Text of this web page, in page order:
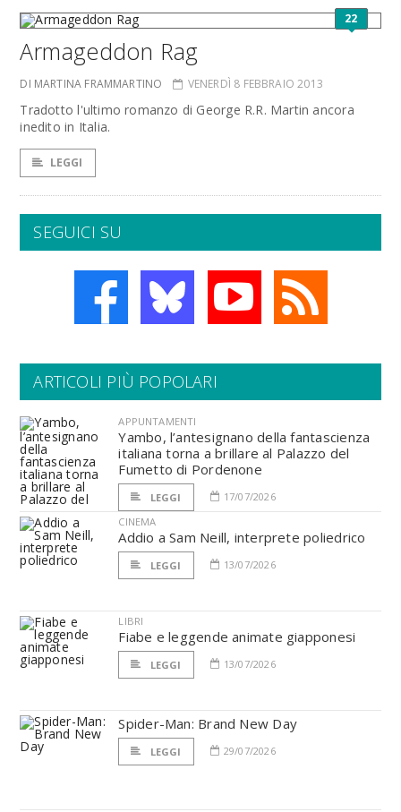
22
Armageddon Rag
DI MARTINA FRAMMARTINO VENERDÌ 8 FEBBRAIO 2013
Tradotto l'ultimo romanzo di George R.R. Martin ancora
inedito in Italia.
LEGGI
SEGUICI SU
ARTICOLI PIÙ POPOLARI
APPUNTAMENTI
Yambo, l’antesignano della fantascienza
italiana torna a brillare al Palazzo del
Fumetto di Pordenone
LEGGI
17/07/2026
CINEMA
Addio a Sam Neill, interprete poliedrico
LEGGI 13/07/2026
LIBRI
Fiabe e leggende animate giapponesi
LEGGI 13/07/2026
Spider-Man: Brand New Day
LEGGI 29/07/2026